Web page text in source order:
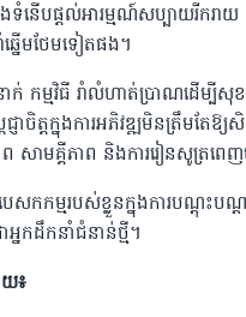
នើបផ្តល់អារម្មណ៍សប្បាយរីករា
ើមថែមទៀតផង។
ក់ កម្មវិធី រាំលំហាត់ប្រាណដើម្បី
ញាចិត្តក្នុងការអភិវឌ្ឍមិនត្រឹមតែឱ្
ាមគ្គីភាព និងការរៀនសូត្រពេ
ញបេសកកម្មរបស់ខ្លួនក្នុងការបណ្
កដឹកនាំជំនាន់ថ្មី។
យ៖